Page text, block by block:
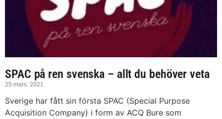
SPAC på ren svenska – allt du behöver veta
25 mars, 2021
Sverige har fått sin första SPAC (Special Purpose
Acquisition Company) i form av ACQ Bure som